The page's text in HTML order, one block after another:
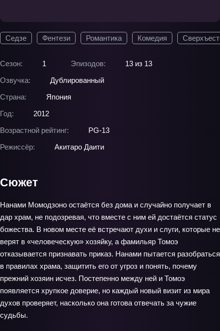
Седзе Фентези Романтика Комедия
Сезон: 1 Эпизодов:
13 из 13
Озвучка:
Дублированный
Страна:
Япония
Год:
2012
Возрастной рейтинг:
PG-13
Режиссёр:
Акитаро Даити
Сюжет
Нанами Момодзоно остаётся без дома и случайно получает в
дар храм, не подозревая, что вместе с ним ей достаётся статус
божества. В новом месте её встречают духи и слуги, которые не
верят в «человеческую» хозяйку, а фамильяр Томоэ
отказывается признавать приказ. Нанами пытается разобраться
в правилах храма, защитить его от угроз и понять, почему
прежний хозяин исчез. Постепенно между ней и Томоэ
появляется хрупкое доверие, но каждый новый визит из мира
духов проверяет, насколько она готова отвечать за чужие
судьбы.